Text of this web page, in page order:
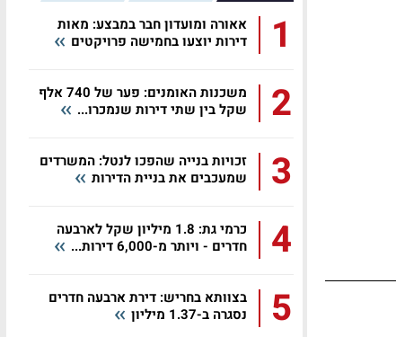
1
אאורה ומועדון חבר במבצע: מאות
דירות יוצעו בחמישה פרויקטים
2
משכנות האומנים: פער של 740 אלף
שקל בין שתי דירות שנמכרו...
3
זכויות בנייה שהפכו לנטל: המשרדים
שמעכבים את בניית הדירות
4
כרמי גת: 1.8 מיליון שקל לארבעה
חדרים - ויותר מ-6,000 דירות...
5
בצוותא בחריש: דירת ארבעה חדרים
נסגרה ב-1.37 מיליון